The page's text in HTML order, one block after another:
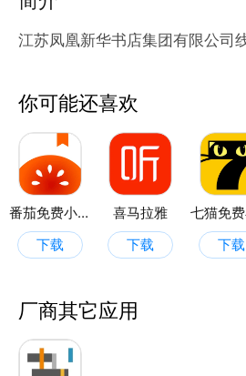
江苏凤凰新华书店集团有限公司
你可能还喜欢
番茄免费小说
下载
喜马拉雅
下载 下载
厂商其它应用